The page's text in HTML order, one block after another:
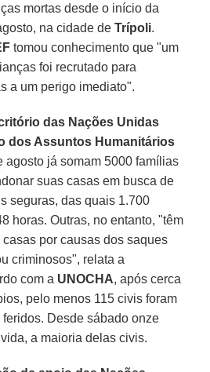
mortas desde o início da
na cidade deTrípoli.
tomou conhecimento que "um
foi recrutado para
a um perigo imediato".
das Nações Unidas
dos Assuntos Humanitários
agosto já somam 5000 famílias
suas casas em busca de
seguras, das quais 1.700
horas. Outras, no entanto, "têm
por causas dos saques
criminosos", relata a
com a UNOCHA, após cerca
pelo menos 115 civis foram
Desde sábado onze
a maioria delas civis.